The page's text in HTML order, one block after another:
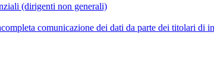
(dirigenti non generali)
comunicazione dei dati da parte dei titolari di